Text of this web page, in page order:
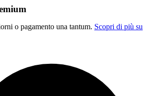
o pagamento una tantum. Scopri di più su